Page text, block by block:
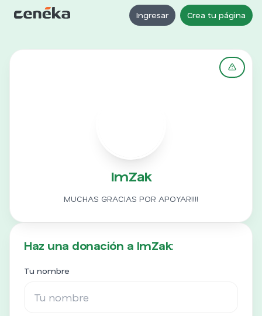
Ingresar Crea tu página
ImZak
MUCHAS GRACIAS POR APOYAR!!!!
Haz una donación a ImZak:
Tu nombre